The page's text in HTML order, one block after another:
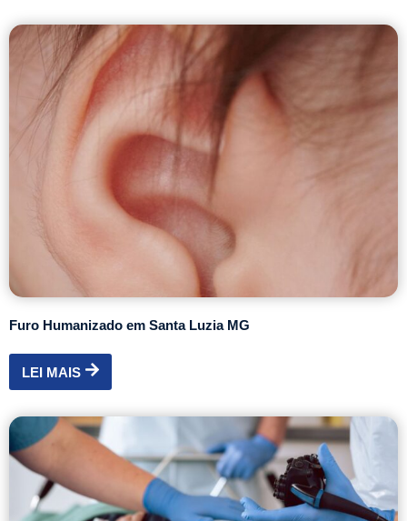
Furo Humanizado em Santa Luzia MG
LEI MAIS